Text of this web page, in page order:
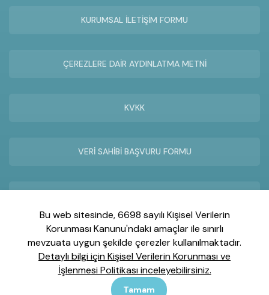
Bu web sitesinde, 6698 sayılı Kişisel Verilerin
Korunması Kanunu'ndaki amaçlar ile sınırlı
mevzuata uygun şekilde çerezler kullanılmaktadır.
Detaylı bilgi için Kişisel Verilerin Korunması ve
İşlenmesi Politikası inceleyebilirsiniz.
Tamam
KURUMSAL İLETİŞİM FORMU
ÇEREZLERE DAİR AYDINLATMA METNİ
KVKK
VERİ SAHİBİ BAŞVURU FORMU
İnönü Mah. Gebze Plastikçiler OSB Atatürk Blv. No:25/1
Gebze-Kocaeli